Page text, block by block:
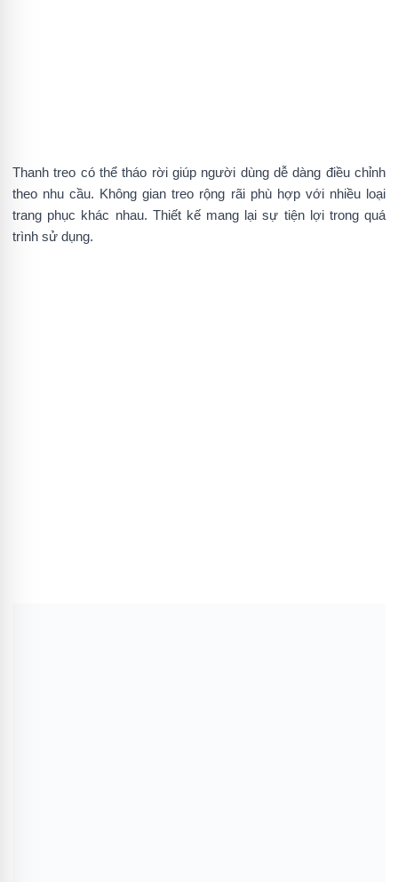
Thanh treo có thể tháo rời giúp người dùng dễ dàng điều chỉnh
theo nhu cầu. Không gian treo rộng rãi phù hợp với nhiều loại
trang phục khác nhau. Thiết kế mang lại sự tiện lợi trong quá
trình sử dụng.